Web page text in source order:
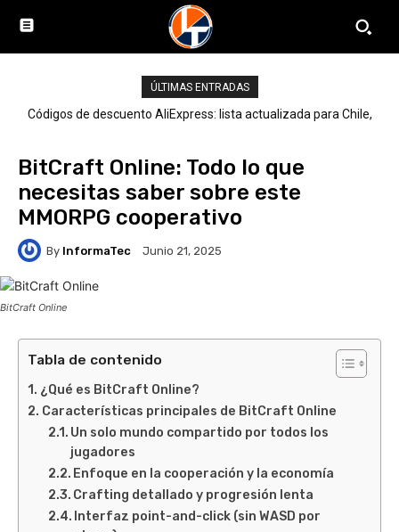
ÚLTIMAS ENTRADAS
Códigos de descuento AliExpress: lista actualizada para Chile,
BitCraft Online: Todo lo que
necesitas saber sobre este
MMORPG cooperativo
By InformaTec Junio 21, 2025
BitCraft Online
Tabla de contenido
¿Qué es BitCraft Online?
Características principales de BitCraft Online
Un solo mundo compartido por todos los
jugadores
Enfoque en la cooperación y la economía
Crafting detallado y progresión lenta
Interfaz point-and-click (sin WASD por